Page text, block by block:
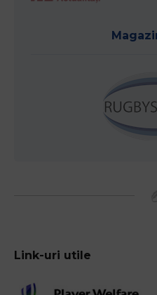
Link-uri utile